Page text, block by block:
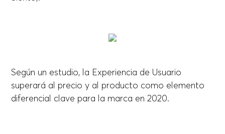
Según un estudio, la Experiencia de Usuario
superará al precio y al producto como elemento
diferencial clave para la marca en 2020.